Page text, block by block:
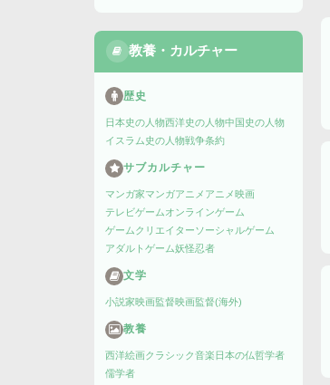
教養・カルチャー
歴史
日本史の人物西洋史の人物中国史の人物
イスラム史の人物戦争条約
サブカルチャー
マンガ家マンガアニメ アニメ映画
テレビゲームオンラインゲーム
ゲームクリエイターソーシャルゲーム
アダルトゲーム妖怪忍者
文学
小説家映画監督映画監督(海外)
教養
西洋絵画クラシック音楽 日本の仏哲学者
儒学者